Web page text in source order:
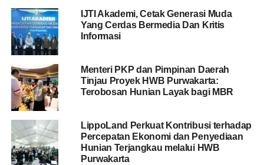
IJTI Akademi, Cetak Generasi Muda
Yang Cerdas Bermedia Dan Kritis
Informasi
Menteri PKP dan Pimpinan Daerah
Tinjau Proyek HWB Purwakarta:
Terobosan Hunian Layak bagi MBR
LippoLand Perkuat Kontribusi terhadap
Percepatan Ekonomi dan Penyediaan
Hunian Terjangkau melalui HWB
Purwakarta